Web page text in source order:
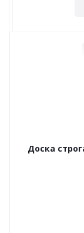
Доска